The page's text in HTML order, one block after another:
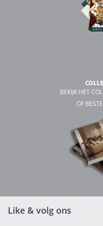
BEKIJK HET
OF
Like & volg ons